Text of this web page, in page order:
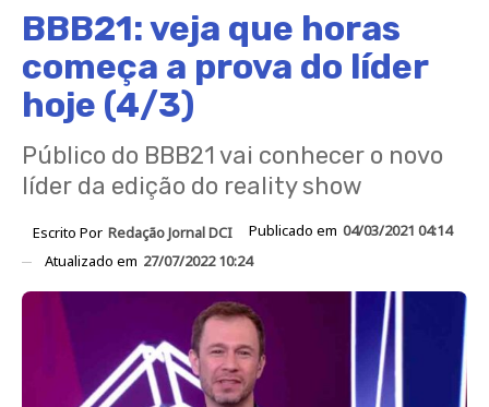
BBB21: veja que horas
começa a prova do líder
hoje (4/3)
Público do BBB21 vai conhecer o novo
líder da edição do reality show
Escrito Por Redação Jornal DCI Publicado em 04/03/2021 04:14
Atualizado em 27/07/2022 10:24